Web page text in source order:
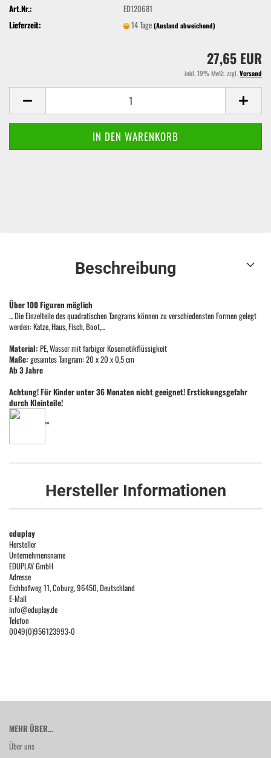
Art.Nr.:
ED120681
Lieferzeit:
14 Tage(Ausland abweichend)
27,65 EUR
inkl. 19% MwSt. zzgl.Versand
Beschreibung
Über 100 Figuren möglich
... Die Einzelteile des quadratischen Tangrams können zu verschiedensten Formen gelegt
werden: Katze, Haus, Fisch, Boot,...
Material: PE, Wasser mit farbiger Kosemetikflüssigkeit
Maße: gesamtes Tangram: 20 x 20 x 0,5 cm
Ab 3 Jahre
Achtung! Für Kinder unter 36 Monaten nicht geeignet! Erstickungsgefahr
durch Kleinteile!
""
Hersteller Informationen
eduplay
Hersteller
Unternehmensname
EDUPLAY GmbH
Adresse
Eichhofweg 11, Coburg, 96450, Deutschland
E-Mail
info@eduplay.de
Telefon
0049(0)956123993-0
MEHR ÜBER...
Über uns